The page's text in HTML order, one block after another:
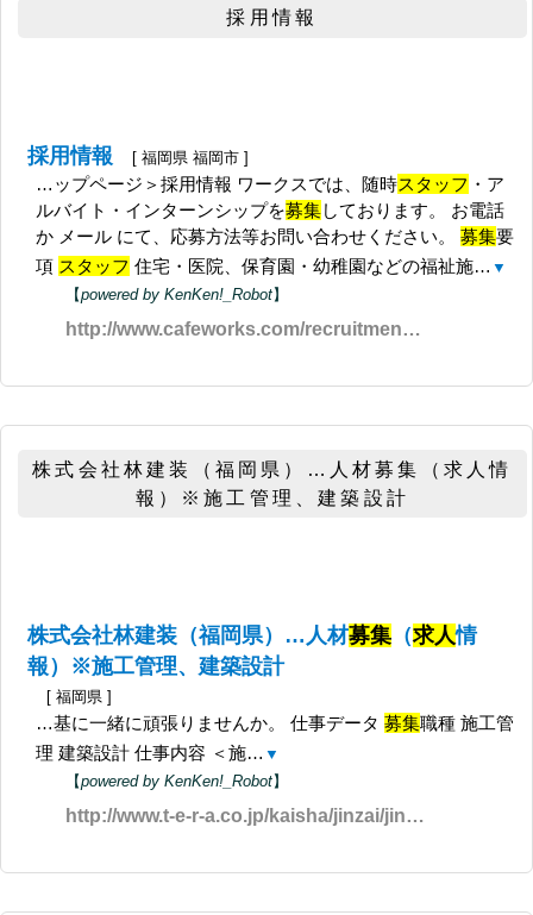
採用情報
採用情報 [ 福岡県 福岡市 ]
…ップページ＞採用情報 ワークスでは、随時スタッフ ・ア
ルバイト・インターンシップを募集しております。 お電話
か メール にて、応募方法等お問い合わせください。募集要
項 スタッフ 住宅・医院、保育園・幼稚園などの福祉施… ▼
【powered by KenKen!_Robot】
http://www.cafeworks.com/recruitment/index.html
株式会社林建装（福岡県）…人材募集（求人情
報）※施工管理、建築設計
株式会社林建装（福岡県）…人材募集 （求人情
報）※施工管理、建築設計
[ 福岡県 ]
…基に一緒に頑張りませんか。 仕事データ募集職種 施工管
理 建築設計 仕事内容 ＜施… ▼
【powered by KenKen!_Robot】
http://www.t-e-r-a.co.jp/kaisha/jinzai/jinzai.html